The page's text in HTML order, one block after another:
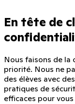
En tête de
Nous faisons de la
priorité. Nous ne
des élèves avec
pratiques de
efficaces pour